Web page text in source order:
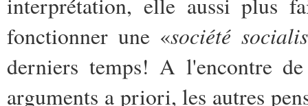
interprétation, elle aussi plus
fonctionner une «société
derniers temps! A l'encontre
arguments a priori, les autres